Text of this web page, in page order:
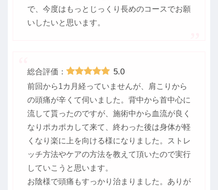
で、今度はもっとじっくり長めのコースでお願
いしたいと思います。
総合評価： 5.0
前回から1カ月経っていませんが、肩こりから
の頭痛が辛くて伺いました。背中から首中心に
流して貰ったのですが、施術中から血流が良く
なりポカポカして来て、終わった後は身体が軽
くなり楽に上を向ける様になりました。ストレ
ッチ方法やケアの方法を教えて頂いたので実行
していこうと思います。
お陰様で頭痛もすっかり治まりました。ありが